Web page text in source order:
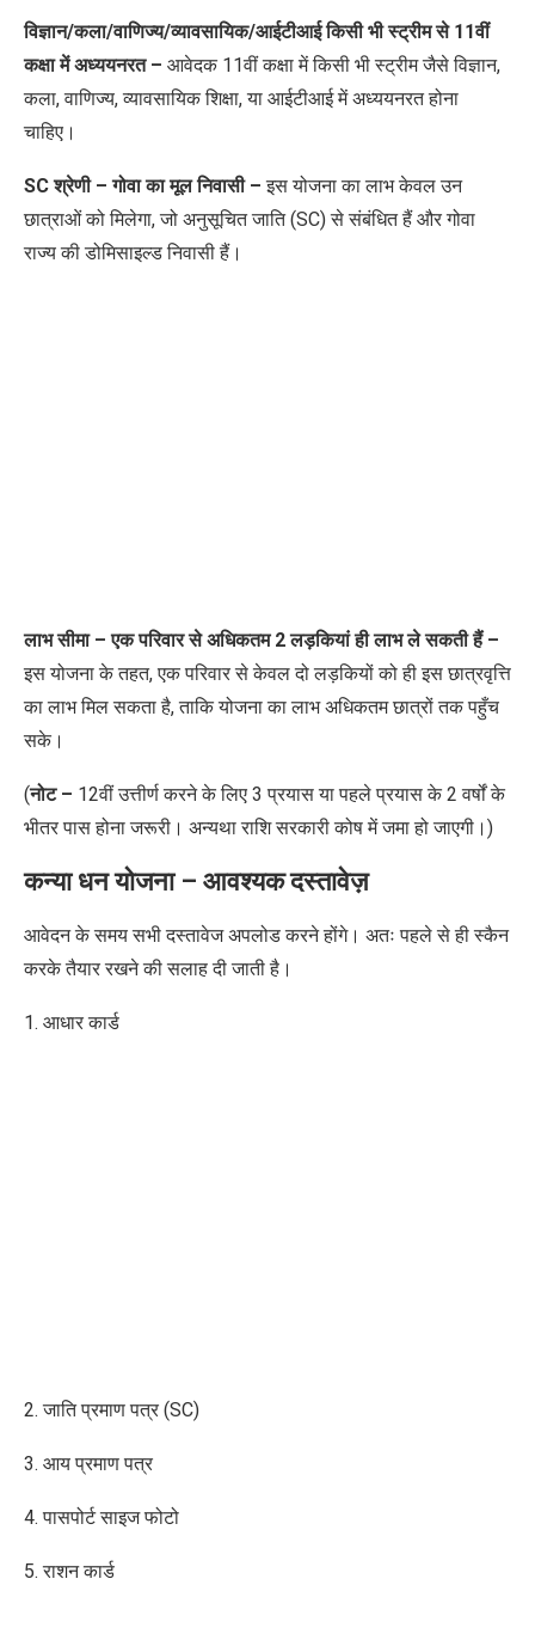
विज्ञान/कला/वाणिज्य/व्यावसायिक/आईटीआई किसी भी स्ट्रीम से 11वीं
कक्षा में अध्ययनरत – आवेदक 11वीं कक्षा में किसी भी स्ट्रीम जैसे विज्ञान,
कला,वाणिज्य,व्यावसायिक शिक्षा,या आईटीआई में अध्ययनरत होना
चाहिए।
SCश्रेणी – गोवा का मूल निवासी –इस योजना का लाभ केवल उन
छात्राओं को मिलेगा,जो अनुसूचित जाति (SC)से संबंधित हैं और गोवा
राज्य की डोमिसाइल्ड निवासी हैं।
लाभ सीमा – एक परिवार से अधिकतम 2 लड़कियां ही लाभ ले सकती हैं –
इस योजना के तहत,एक परिवार से केवल दो लड़कियों को ही इस छात्रवृत्ति
का लाभ मिल सकता है,ताकि योजना का लाभ अधिकतम छात्रों तक पहुँच
सके।
(नोट – 12वीं उत्तीर्ण करने के लिए 3 प्रयास या पहले प्रयास के 2 वर्षों के
भीतर पास होना जरूरी। अन्यथा राशि सरकारीकोषमें जमा हो जाएगी।)
कन्या धन योजना – आवश्यक दस्तावेज़
आवेदन के समय सभी दस्तावेज अपलोडकरने होंगे। अतः पहले से ही स्कैन
करके तैयार रखने की सलाह दी जाती है।
1. आधार कार्ड
2. जाति प्रमाण पत्र (SC)
3. आय प्रमाण पत्र
4. पासपोर्ट साइज फोटो
5. राशन कार्ड